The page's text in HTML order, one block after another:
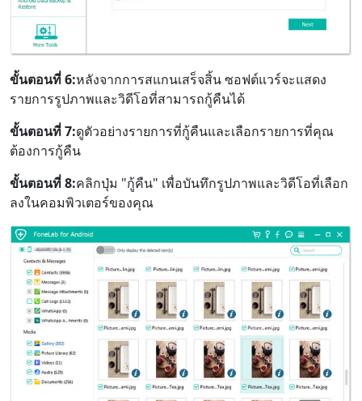
ขั้นตอนที่ 6:หลังจากการสแกนเสร็จสิ้น ซอฟต์แวร์จะแสดง
รายการรูปภาพและวิดีโอที่สามารถกู้คืนได้
ขั้นตอนที่ 7:ดูตัวอย่างรายการที่กู้คืนและเลือกรายการที่คุณ
ต้องการกู้คืน
ขั้นตอนที่ 8:คลิกปุ่ม "กู้คืน" เพื่อบันทึกรูปภาพและวิดีโอที่เลือก
ลงในคอมพิวเตอร์ของคุณ